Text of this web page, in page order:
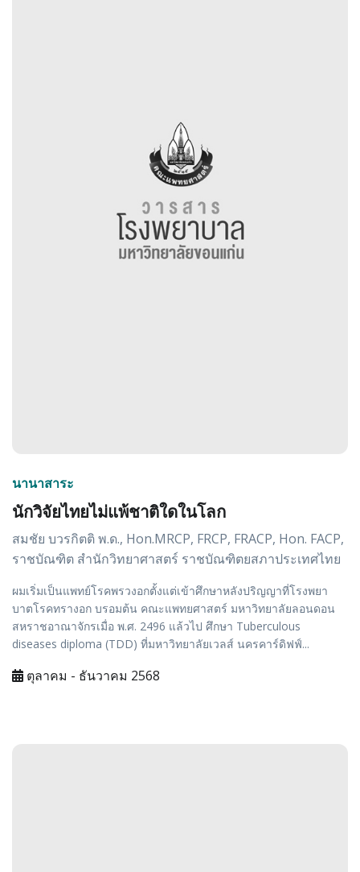
นานาสาระ
นักวิจัยไทยไม่แพ้ชาติใดในโลก
สมชัย บวรกิตติ พ.ด., Hon.MRCP, FRCP, FRACP, Hon. FACP,
ราชบัณฑิต สำนักวิทยาศาสตร์ ราชบัณฑิตยสภาประเทศไทย
ผมเริ่มเป็นแพทย์โรคพรวงอกตั้งแต่เข้าศึกษาหลังปริญญาที่โรงพยา
บาตโรคทรางอก บรอมต้น คณะแพทยศาสตร์ มหาวิทยาลัยลอนดอน
สหราชอาณาจักรเมื่อ พ.ศ. 2496 แล้วไป ศึกษา Tuberculous
diseases diploma (TDD) ที่มหาวิทยาลัยเวลส์ นครคาร์ดิฟฟ์...
ตุลาคม - ธันวาคม 2568